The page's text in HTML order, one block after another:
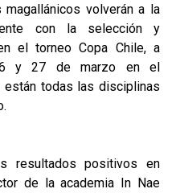
volverán a la
con la selección y
el torneo Copa Chile, a
y 27 de marzo en el
todas las disciplinas
resultados positivos en
de la academia In Nae